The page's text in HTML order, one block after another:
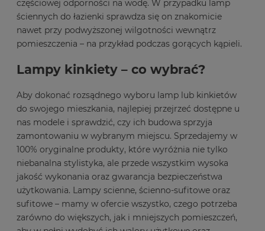
częściowej odporności na wodę. W przypadku lamp
ściennych do łazienki sprawdza się on znakomicie
nawet przy podwyższonej wilgotności wewnątrz
pomieszczenia – na przykład podczas gorących kąpieli.
Lampy kinkiety – co wybrać?
Aby dokonać rozsądnego wyboru lamp lub kinkietów
do swojego mieszkania, najlepiej przejrzeć dostępne u
nas modele i sprawdzić, czy ich budowa sprzyja
zamontowaniu w wybranym miejscu. Sprzedajemy w
100% oryginalne produkty, które wyróżnia nie tylko
niebanalna stylistyka, ale przede wszystkim wysoka
jakość wykonania oraz gwarancja bezpieczeństwa
użytkowania. Lampy scienne, ścienno-sufitowe oraz
sufitowe – mamy w ofercie wszystko, czego potrzeba
zarówno do większych, jak i mniejszych pomieszczeń,